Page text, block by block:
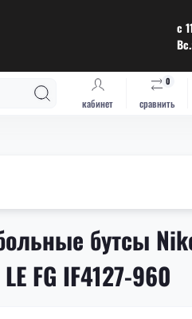
с
кабинет сравнить
0
бутсы
FG IF4127-960